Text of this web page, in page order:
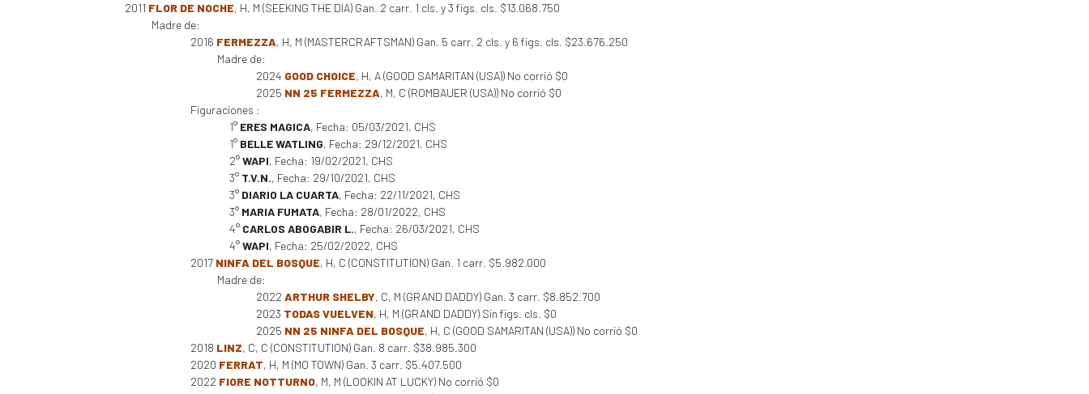
2011 FLOR DE NOCHE, H, M (SEEKING THE DIA) Gan. 2 carr. 1 cls. y 3 figs. cls. $13.068.750
Madre de:
2016 FERMEZZA, H, M (MASTERCRAFTSMAN) Gan. 5 carr. 2 cls. y 6 figs. cls. $23.676.250
Madre de:
2024 GOOD CHOICE, H, A (GOOD SAMARITAN (USA)) No corrió $0
2025 NN 25 FERMEZZA, M, C (ROMBAUER (USA)) No corrió $0
Figuraciones :
1° ERES MAGICA, Fecha: 05/03/2021, CHS
1° BELLE WATLING, Fecha: 29/12/2021, CHS
2°WAPI, Fecha: 19/02/2021, CHS
3° T.V.N., Fecha: 29/10/2021, CHS
3° DIARIO LA CUARTA, Fecha: 22/11/2021, CHS
3° MARIA FUMATA, Fecha: 28/01/2022, CHS
4° CARLOS ABOGABIR L., Fecha: 26/03/2021, CHS
4°WAPI, Fecha: 25/02/2022, CHS
2017 NINFA DEL BOSQUE, H, C (CONSTITUTION) Gan. 1 carr. $5.982.000
Madre de:
2022 ARTHUR SHELBY, C, M (GRAND DADDY) Gan. 3 carr. $8.852.700
2023 TODAS VUELVEN, H, M (GRAND DADDY) Sin figs. cls. $0
2025 NN 25 NINFA DEL BOSQUE, H, C (GOOD SAMARITAN (USA)) No corrió $0
2018 LINZ, C, C (CONSTITUTION) Gan. 8 carr. $38.985.300
2020 FERRAT, H, M (MO TOWN) Gan. 3 carr. $5.407.500
2022 FIORE NOTTURNO, M, M (LOOKIN AT LUCKY) No corrió $0